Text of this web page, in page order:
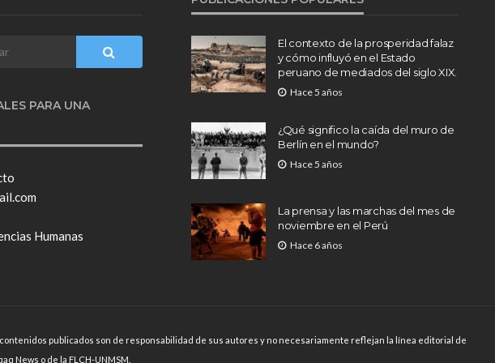
PARA UNA
Humanas
El contexto de la prosperidad falaz
y cómo influyó en el Estado
peruano de mediados del siglo XIX.
Hace 5 años
¿Qué significo la caída del muro de
Berlín en el mundo?
Hace 5 años
La prensa y las marchas del mes de
noviembre en el Perú
Hace 6 años
publicados son de responsabilidad de sus autores y no necesariamente reflejan la línea editorial de
News o de la FLCH-UNMSM.